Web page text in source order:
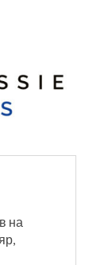
на